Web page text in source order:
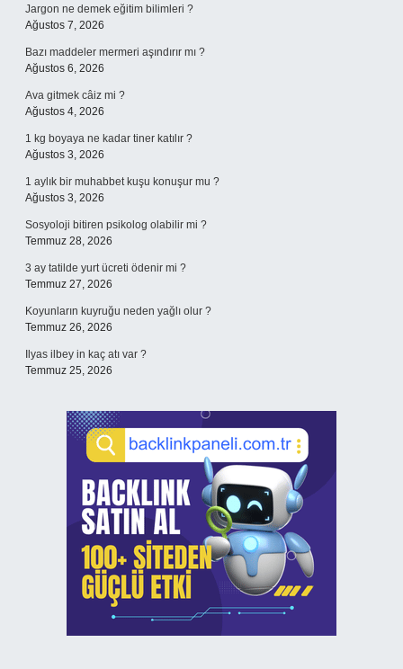
Jargon ne demek eğitim bilimleri ?
Ağustos 7, 2026
Bazı maddeler mermeri aşındırır mı ?
Ağustos 6, 2026
Ava gitmek câiz mi ?
Ağustos 4, 2026
1 kg boyaya ne kadar tiner katılır ?
Ağustos 3, 2026
1 aylık bir muhabbet kuşu konuşur mu ?
Ağustos 3, 2026
Sosyoloji bitiren psikolog olabilir mi ?
Temmuz 28, 2026
3 ay tatilde yurt ücreti ödenir mi ?
Temmuz 27, 2026
Koyunların kuyruğu neden yağlı olur ?
Temmuz 26, 2026
Ilyas ilbey in kaç atı var ?
Temmuz 25, 2026